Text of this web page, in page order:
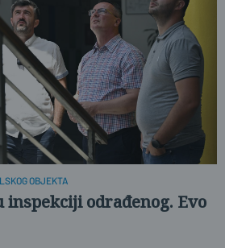
OBJEKTA
inspekciji odrađenog. Evo